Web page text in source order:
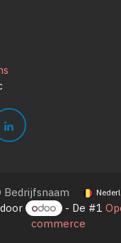
door - De #1
commerce